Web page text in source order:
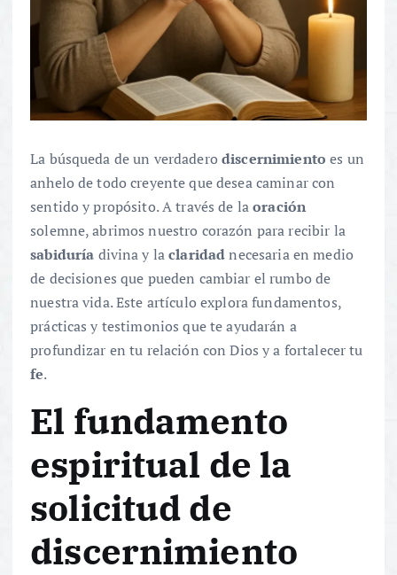
La búsqueda de un verdaderodiscernimiento es un
anhelo de todo creyente que desea caminar con
sentido y propósito. A través de laoración
solemne, abrimos nuestro corazón para recibir la
sabiduría divina y laclaridadnecesaria en medio
de decisiones que pueden cambiar el rumbo de
nuestra vida. Este artículo explora fundamentos,
prácticas y testimonios que te ayudarán a
profundizar en tu relación con Dios y a fortalecer tu
fe.
El fundamento
espiritual de la
solicitud de
discernimiento